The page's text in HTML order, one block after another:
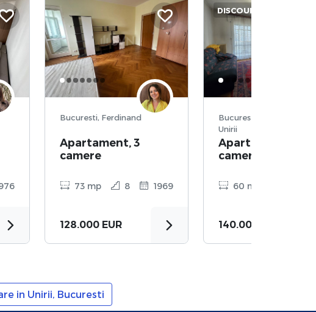
Bucuresti, Ferdinand
Apartament, 3
camere
73 mp 8 1969
128.000 EUR
DISCOUNT
Bucuresti, Sector 3, P-ta
Unirii
Apartament, 3
camere
60 mp
140.000 EUR
in Unirii, Bucuresti